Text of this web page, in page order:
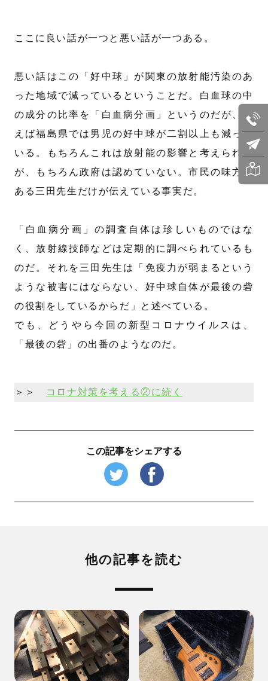
ここに良い話が一つと悪い話が一つある。
悪い話はこの「好中球」が関東の放射能汚染のあ
った地域で減っているということだ。白血球の中
の成分の比率を「白血病分画」というのだが、例
えば福島県では男児の好中球が二割以上も減って
いる。もちろんこれは放射能の影響と考えられる
が、もちろん政府は認めていない。市民の味方で
ある三田先生だけが伝えている事実だ。
「白血病分画」の調査自体は珍しいものではな
く、放射線技師などは定期的に調べられているも
のだ。それを三田先生は「免疫力が弱まるという
ような被害にはならない、好中球自体が最後の砦
の役割をしているからだ」と述べている。
でも、どうやら今回の新型コロナウイルスは、
「最後の砦」の出番のようなのだ。
＞＞ コロナ対策を考える②に続く
この記事をシェアする
他の記事を読む